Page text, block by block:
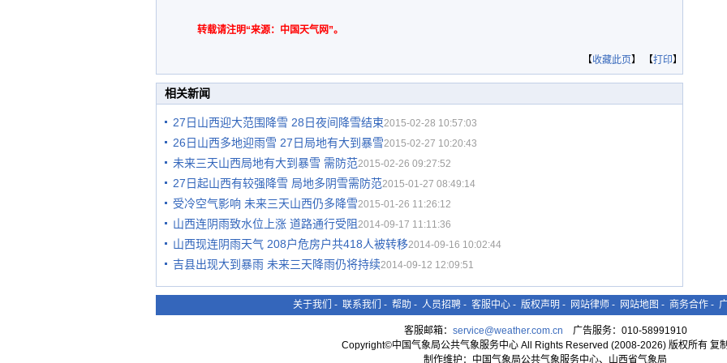
转载请注明“来源：中国天气网”。
【收藏此页】 【打印】
相关新闻
27日山西迎大范围降雪 28日夜间降雪结束2015-02-28 10:57:03
26日山西多地迎雨雪 27日局地有大到暴雪2015-02-27 10:20:43
未来三天山西局地有大到暴雪 需防范2015-02-26 09:27:52
27日起山西有较强降雪 局地多阴雪需防范2015-01-27 08:49:14
受冷空气影响 未来三天山西仍多降雪2015-01-26 11:26:12
山西连阴雨致水位上涨 道路通行受阻2014-09-17 11:11:36
山西现连阴雨天气 208户危房户共418人被转移2014-09-16 10:02:44
吉县出现大到暴雨 未来三天降雨仍将持续2014-09-12 12:09:51
关于我们 - 联系我们 - 帮助 - 人员招聘 - 客服中心 - 版权声明 - 网站律师 - 网站地图 - 商务合作 -
客服邮箱： service@weather.com.cn 广告服务：010-58991910
Copyright©中国气象局公共气象服务中心 All Rights Reserved (2008-2026) 版权所有 复
制作维护：中国气象局公共气象服务中心、山西省气象局